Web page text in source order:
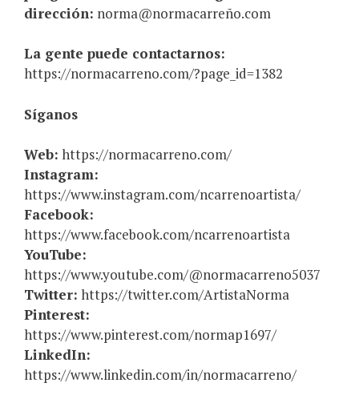
dirección: norma@normacarreño.com
La gente puede contactarnos:
https://normacarreno.com/?page_id=1382
Síganos
Web: https://normacarreno.com/
Instagram:
https://www.instagram.com/ncarrenoartista/
Facebook:
https://www.facebook.com/ncarrenoartista
YouTube:
https://www.youtube.com/@normacarreno5037
Twitter: https://twitter.com/ArtistaNorma
Pinterest:
https://www.pinterest.com/normap1697/
LinkedIn:
https://www.linkedin.com/in/normacarreno/